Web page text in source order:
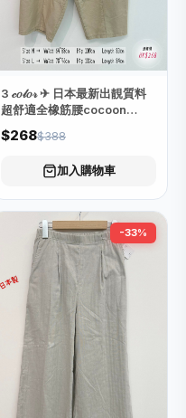
3 𝒸𝑜𝓁𝑜𝓇 ✈ 日本最新出靚質料
超舒適全橡筋腰cocoon
pants 錐形褲👖
$268$388
加入購物車
-33%